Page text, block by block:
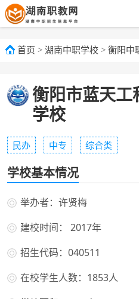
首页 > 湖南中职学校 > 衡阳中
衡阳市蓝天
学校
民办 中专 综合类
学校基本情况
举办者：许贤梅
建校时间： 2017年
招生代码：040511
在校学生人数：1853人